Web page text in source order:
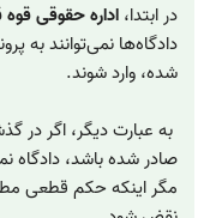
در ابتدا،اداره حقوقی
دادگاه‌ها نمی‌توانند به
شده، وارد شوند.
به عبارت دیگر، اگر
صادر شده باشد، دادگاه